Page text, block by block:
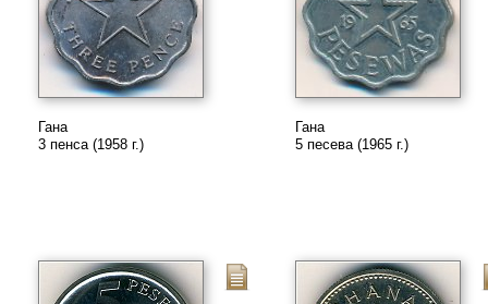
Гана
3 пенса (1958 г.)
Гана
5 песева (1965 г.)